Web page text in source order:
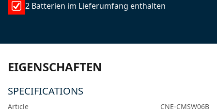
2 Batterien im Lieferumfang enthalten
EIGENSCHAFTEN
SPECIFICATIONS
Article
CNE-CMSW06B